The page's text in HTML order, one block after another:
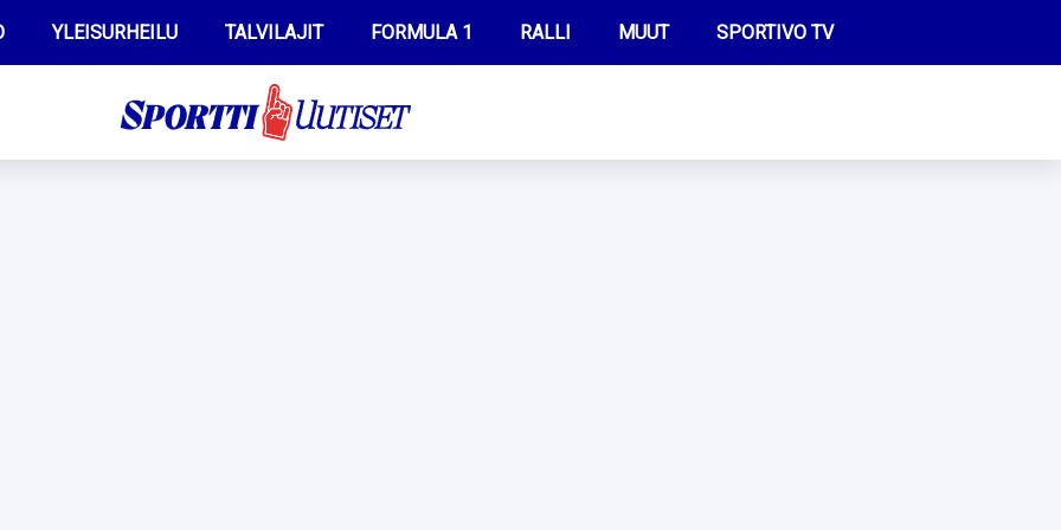
YLEISURHEILU TALVILAJIT FORMULA 1 RALLI MUUT SPORTIVO TV